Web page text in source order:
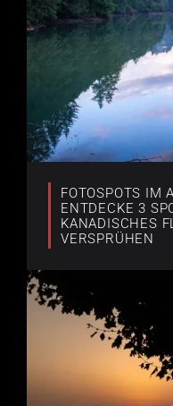
FOTOSPOTS IM
ENTDECKE 3
KANADISCHES
VERSPRÜHEN